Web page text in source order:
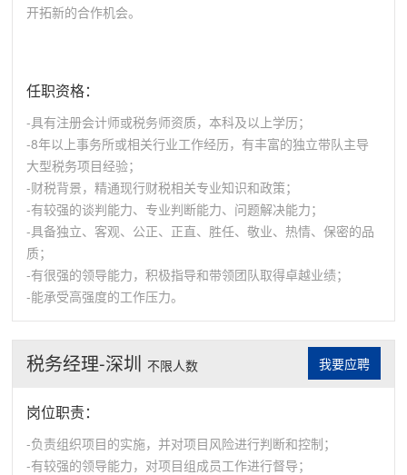
开拓新的合作机会。
任职资格：
-具有注册会计师或税务师资质，本科及以上学历；
-8年以上事务所或相关行业工作经历，有丰富的独立带队主导
大型税务项目经验；
-财税背景，精通现行财税相关专业知识和政策；
-有较强的谈判能力、专业判断能力、问题解决能力；
-具备独立、客观、公正、正直、胜任、敬业、热情、保密的品
质；
-有很强的领导能力，积极指导和带领团队取得卓越业绩；
-能承受高强度的工作压力。
税务经理-深圳 不限人数 我要应聘
岗位职责：
-负责组织项目的实施，并对项目风险进行判断和控制；
-有较强的领导能力，对项目组成员工作进行督导；